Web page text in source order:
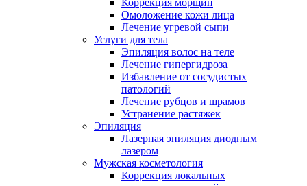
Коррекция морщин
Омоложение кожи лица
Лечение угревой сыпи
Услуги для тела
Эпиляция волос на теле
Лечение гипергидроза
Избавление от сосудистых
патологий
Лечение рубцов и шрамов
Устранение растяжек
Эпиляция
Лазерная эпиляция диодным
лазером
Мужская косметология
Коррекция локальных